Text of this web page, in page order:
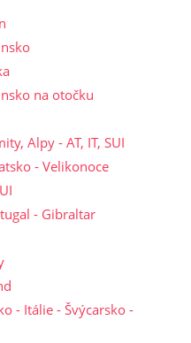
na otočku
Alpy - AT, IT, SUI
- Velikonoce
- Gibraltar
- Itálie - Švýcarsko -